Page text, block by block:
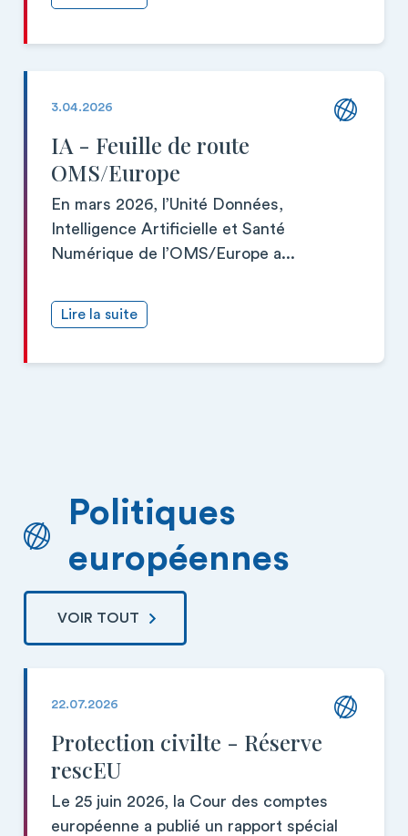
3.04.2026
IA - Feuille de route
OMS/Europe
En mars 2026, l’Unité Données,
Intelligence Artificielle et Santé
Numérique de l’OMS/Europe a...
Lire la suite
Politiques
européennes
VOIR TOUT
22.07.2026
Protection civilte - Réserve
rescEU
Le 25 juin 2026, la Cour des comptes
européenne a publié un rapport spécial